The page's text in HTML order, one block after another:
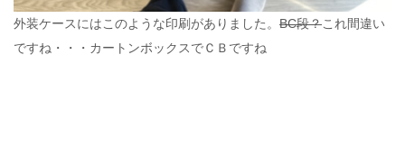
外装ケースにはこのような印刷がありました。 BC段？これ間違い
ですね・・・カートンボックスでＣＢですね